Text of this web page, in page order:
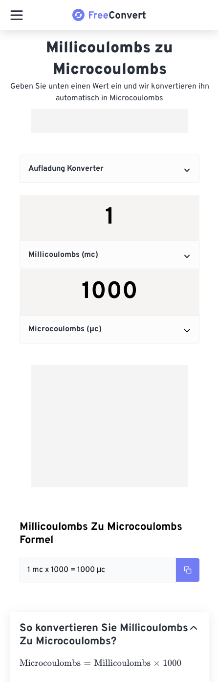
Millicoulombs zu
Microcoulombs
Geben Sie unten einen Wert ein und wir konvertieren ihn
automatisch in Microcoulombs
Millicoulombs Zu Microcoulombs
Formel
1 mc x 1000 = 1000 μc
So konvertieren Sie Millicoulombs
Zu Microcoulombs?
Microcoulombs=Millicoulombs×1000